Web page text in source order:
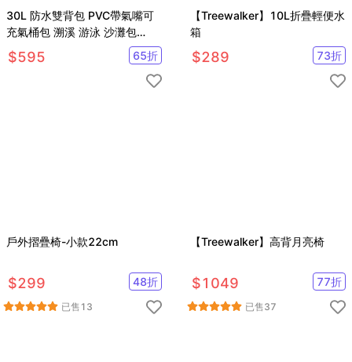
30L 防水雙背包 PVC帶氣嘴可
充氣桶包 溯溪 游泳 沙灘包
MARJAQE【SV61268】
$595 65折
【Treewalker】10L折疊輕便水
箱
$289 73折
戶外摺疊椅-小款22cm
$299 48折
已售 13
【Treewalker】高背月亮椅
$1049 77折
已售37